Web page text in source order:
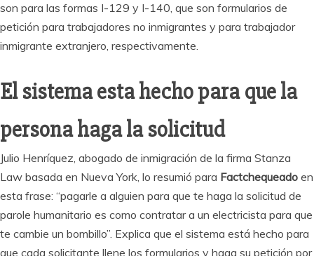
son para las formas I-129 y I-140, que son formularios de
petición para trabajadores no inmigrantes y para trabajador
inmigrante extranjero, respectivamente.
El sistema esta hecho para que la
persona haga la solicitud
Julio Henríquez, abogado de inmigración de la firma Stanza
Law basada en Nueva York, lo resumió para Factchequeado en
esta frase: “pagarle a alguien para que te haga la solicitud de
parole humanitario es como contratar a un electricista para que
te cambie un bombillo”. Explica que el sistema está hecho para
que cada solicitante llene los formularios y haga su petición por